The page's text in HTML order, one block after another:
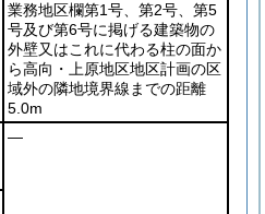
業務地区欄第1号、第2号、第5
号及び第6号に掲げる建築物の
外壁又はこれに代わる柱の面か
ら高向・上原地区地区計画の区
域外の隣地境界線までの距離
5.0m
―